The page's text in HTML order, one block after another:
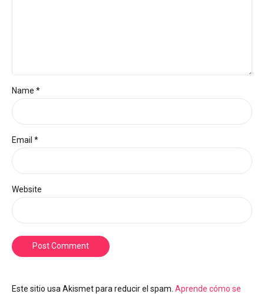
Name *
Email *
Website
Post Comment
Este sitio usa Akismet para reducir el spam. Aprende cómo se